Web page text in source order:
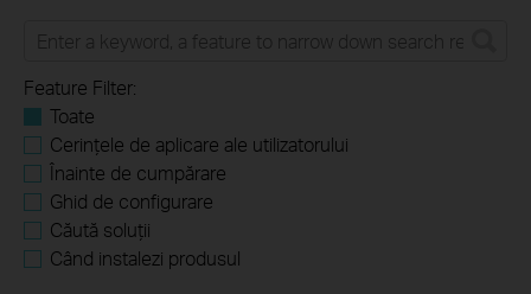
Feature Filter:
Toate
Cerințele de aplicare ale utilizatorului
Înainte de cumpărare
Ghid de configurare
Căută soluții
Când instalezi produsul